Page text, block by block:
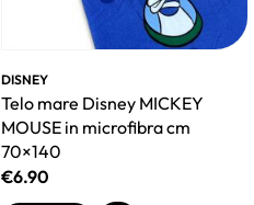
DISNEY
Telo mare Disney MICKEY
MOUSE in microfibra cm
70×140
€6.90